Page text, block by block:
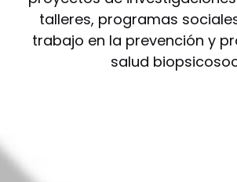
talleres, programas
trabajo en la prevención y
salud